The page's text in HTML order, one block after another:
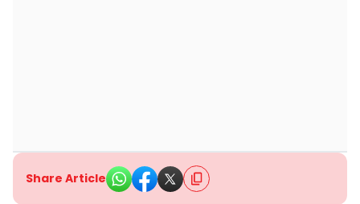
Share Article